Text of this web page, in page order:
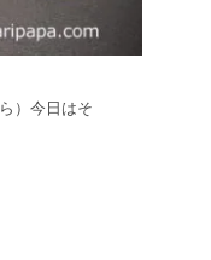
）今日はそ